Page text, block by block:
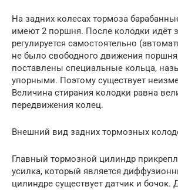
На задних колесах тормоза
имеют 2 поршня. После колодки идёт
регулируется самостоятельно
не было свободного движения
поставлены специальные кольца,
упорными. Поэтому существует
Величина стирания колодки равна
передвижения колец.
Внешний вид задних тормозных
Главный тормозной цилиндр
усилка, который является
цилиндре существует датчик и бочок.